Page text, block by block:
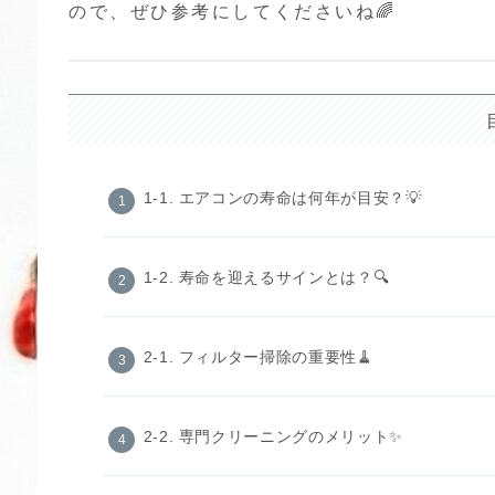
ので、ぜひ参考にしてくださいね🌈
1-1. エアコンの寿命は何年が目安？💡
1-2. 寿命を迎えるサインとは？🔍
2-1. フィルター掃除の重要性🧹
2-2. 専門クリーニングのメリット✨